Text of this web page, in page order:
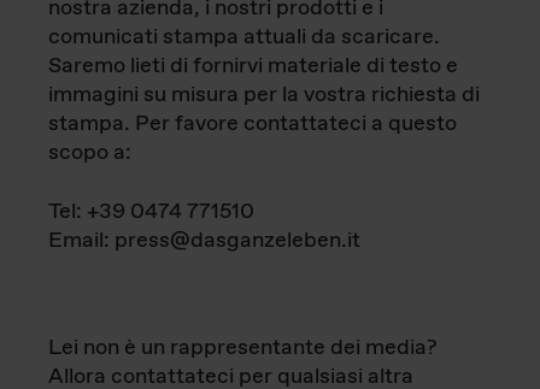
nostra azienda, i nostri prodotti e i
comunicati stampa attuali da scaricare.
Saremo lieti di fornirvi materiale di testo e
immagini su misura per la vostra richiesta di
stampa. Per favore contattateci a questo
scopo a:
Tel: +39 0474 771510
Email: press@dasganzeleben.it
Lei non è un rappresentante dei media?
Allora contattateci per qualsiasi altra